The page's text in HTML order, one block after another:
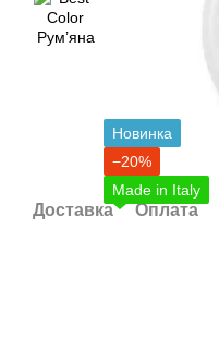
Новинка
−20%
Made in Italy
Доставка Оплата